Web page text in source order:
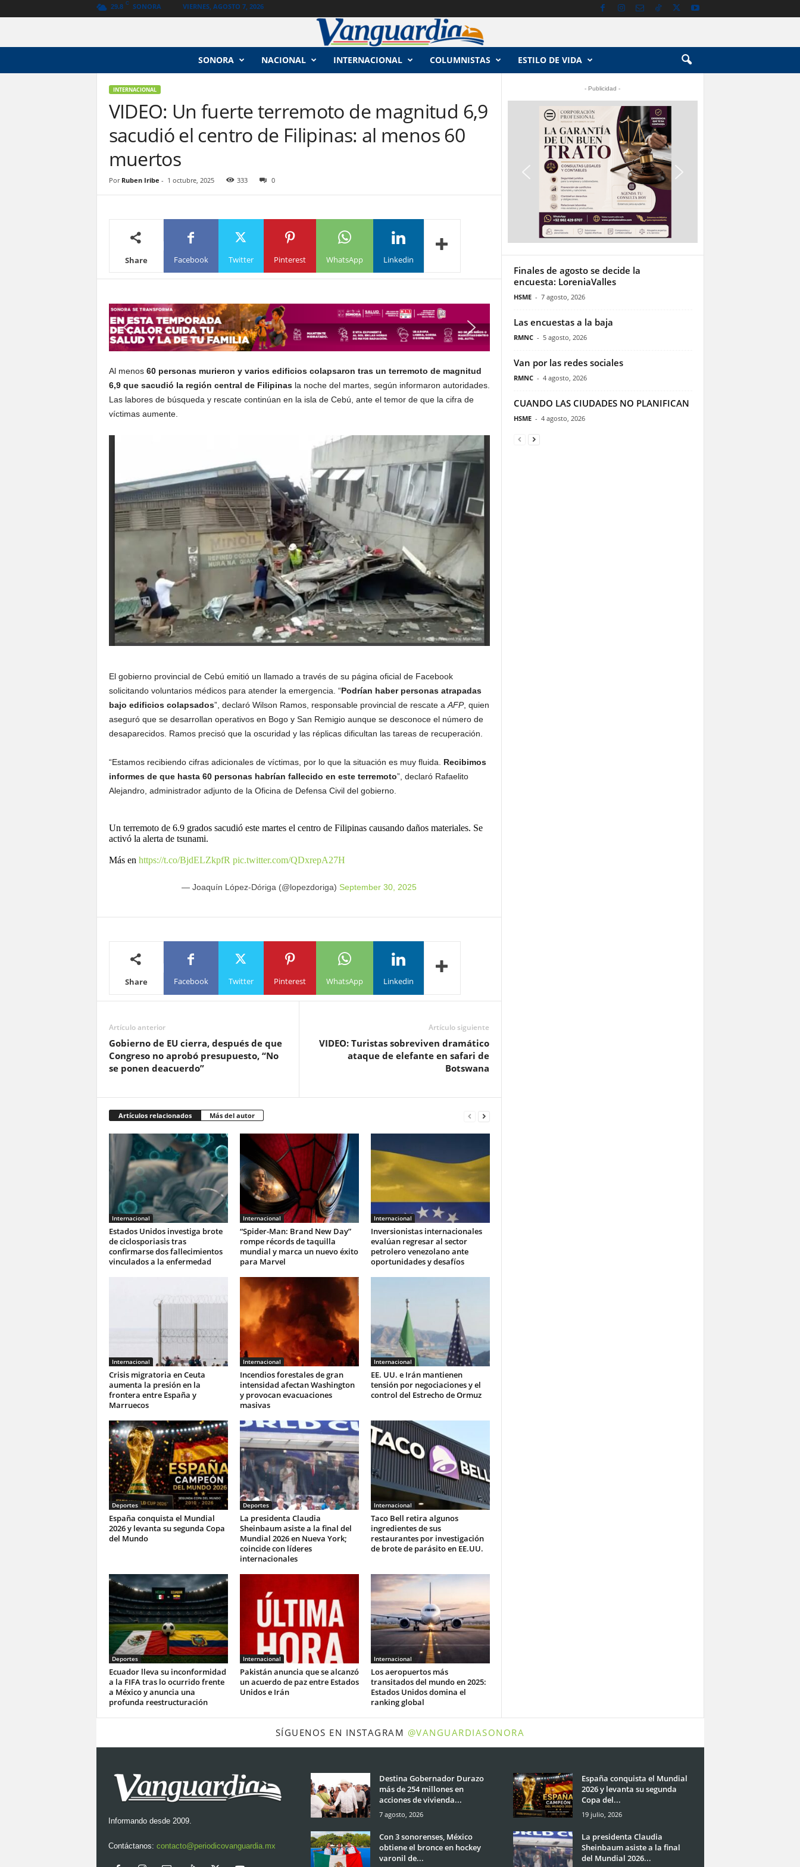
29.8 C SONORA VIERNES, AGOSTO 7, 2026
SONORA NACIONAL INTERNACIONAL COLUMNISTAS ESTILO DE VIDA
INTERNACIONAL
VIDEO: Un fuerte terremoto de magnitud 6,9
sacudió el centro de Filipinas: al menos 60
muertos
Por Ruben Iribe - 1 octubre, 2025 333 0
Share Facebook Twitter Pinterest WhatsApp Linkedin
Al menos 60 personas murieron y varios edificios colapsaron tras un terremoto de magnitud
6,9 que sacudió la región central de Filipinasla noche del martes, según informaron autoridades.
Las labores de búsqueda y rescate continúan en la isla de Cebú, ante el temor de que la cifra de
víctimas aumente.
El gobierno provincial de Cebú emitió un llamado a través de su página oficial de Facebook
solicitando voluntarios médicos para atender la emergencia. “Podrían haber personas atrapadas
bajo edificios colapsados”, declaró Wilson Ramos, responsable provincial de rescate a AFP, quien
aseguró que se desarrollan operativos en Bogo y San Remigio aunque se desconoce el número de
desaparecidos. Ramos precisó que la oscuridad y las réplicas dificultan las tareas de recuperación.
“Estamos recibiendo cifras adicionales de víctimas, por lo que la situación es muy fluida. Recibimos
informes de que hasta 60 personas habrían fallecido en este terremoto”, declaró Rafaelito
Alejandro, administrador adjunto de la Oficina de Defensa Civil del gobierno.
Un terremoto de 6.9 grados sacudió este martes el centro de Filipinas causando daños materiales. Se
activó la alerta de tsunami.
Más en https://t.co/BjdELZkpfR pic.twitter.com/QDxrepA27H
— Joaquín López-Dóriga (@lopezdoriga) September 30, 2025
Share Facebook Twitter Pinterest WhatsApp Linkedin
Artículo anterior
Gobierno de EU cierra, después de que
Congreso no aprobó presupuesto, “No
se ponen deacuerdo”
Artículo siguiente
VIDEO: Turistas sobreviven dramático
ataque de elefante en safari de
Botswana
Artículos relacionados Más del autor
Internacional
Estados Unidos investiga brote
de ciclosporiasis tras
confirmarse dos fallecimientos
vinculados a la enfermedad
Internacional
“Spider-Man: Brand New Day”
rompe récords de taquilla
mundial y marca un nuevo éxito
para Marvel
Internacional
Inversionistas internacionales
evalúan regresar al sector
petrolero venezolano ante
oportunidades y desafíos
Internacional
Crisis migratoria en Ceuta
aumenta la presión en la
frontera entre España y
Marruecos
Internacional
Incendios forestales de gran
intensidad afectan Washington
y provocan evacuaciones
masivas
Internacional
EE. UU. e Irán mantienen
tensión por negociaciones y el
control del Estrecho de Ormuz
Deportes
España conquista el Mundial
2026 y levanta su segunda Copa
del Mundo
Deportes
La presidenta Claudia
Sheinbaum asiste a la final del
Mundial 2026 en Nueva York;
coincide con líderes
internacionales
Internacional
Taco Bell retira algunos
ingredientes de sus
restaurantes por investigación
de brote de parásito en EE.UU.
Deportes
Ecuador lleva su inconformidad
a la FIFA tras lo ocurrido frente
a México y anuncia una
profunda reestructuración
Internacional
Pakistán anuncia que se alcanzó
un acuerdo de paz entre Estados
Unidos e Irán
Internacional
Los aeropuertos más
transitados del mundo en 2025:
Estados Unidos domina el
ranking global
- Publicidad -
Finales de agosto se decide la
encuesta: LoreniaValles
HSME - 7 agosto, 2026
Las encuestas a la baja
RMNC - 5 agosto, 2026
Van por las redes sociales
RMNC - 4 agosto, 2026
CUANDO LAS CIUDADES NO PLANIFICAN
HSME - 4 agosto, 2026
SÍGUENOS EN INSTAGRAM @VANGUARDIASONORA
Informando desde 2009.
Contáctanos: contacto@periodicovanguardia.mx
Destina Gobernador Durazo
más de 254 millones en
acciones de vivienda...
7 agosto, 2026
Con 3 sonorenses, México
obtiene el bronce en hockey
varonil de...
España conquista el Mundial
2026 y levanta su segunda
Copa del...
19 julio, 2026
La presidenta Claudia
Sheinbaum asiste a la final
del Mundial 2026...